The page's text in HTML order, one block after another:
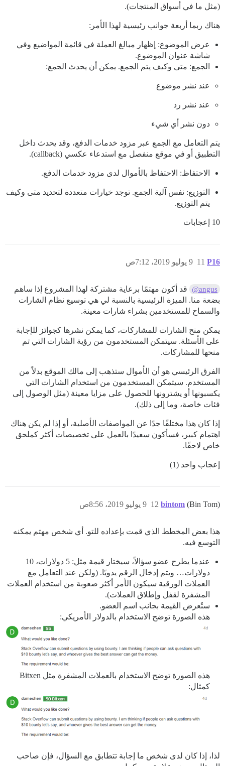
(مثل ما في أسواق المنتجات).
هناك ربما أربعة جوانب رئيسية لهذا الأمر:
عرض الموضوع: إظهار مبالغ العملة في قائمة المواضيع وفي
شاشة عنوان الموضوع.
الجمع: متى وكيف يتم الجمع. يمكن أن يحدث الجمع:
عند نشر موضوع
عند نشر رد
دون نشر أي شيء
يتم التعامل مع الجمع عبر مزود خدمات الدفع، وقد يحدث داخل
التطبيق أو في موقع منفصل مع استدعاء عكسي (callback).
الاحتفاظ: الاحتفاظ بالأموال لدى مزود خدمات الدفع.
التوزيع: نفس آلية الجمع. توجد خيارات متعددة لتحديد متى وكيف
يتم التوزيع.
10 إعجابات
P16 9 يوليو 2019، 7:12ص 11
@angus
قد أكون مهتمًا برعاية مشتركة لهذا المشروع إذا ساهم
بضعة منا. الميزة الرئيسية بالنسبة لي هي توسيع نظام الشارات
والسماح للمستخدمين بشراء شارات معينة.
يمكن منح الشارات للمشاركات، كما يمكن نشرها كجوائز للإجابة
على الأسئلة. سيتمكن المستخدمون من رؤية الشارات التي تم
منحها للمشاركات.
الفرق الرئيسي هو أن الأموال ستذهب إلى مالك الموقع بدلاً من
المستخدم. سيتمكن المستخدمون من استخدام الشارات التي
يكسبونها أو يشترونها للحصول على مزايا معينة (مثل الوصول إلى
فئات خاصة، وما إلى ذلك).
إذا كان هذا مختلفًا جدًا عن المواصفات الأصلية، أو إذا لم يكن هناك
اهتمام كبير، فسأكون سعيدًا بالعمل على تخصيصات أكثر كملحق
خاص لاحقًا.
إعجاب واحد (1)
bintom (Bin Tom) 9 يوليو 2019، 8:56ص 12
هذا بعض المخطط الذي قمت بإعداده للتو. أي شخص مهتم يمكنه
التوسع فيه.
عندما يطرح عضو سؤالاً، سيختار قيمة مثل: 5 دولارات، 10
دولارات… ويتم إدخال الرقم يدويًا. (ولكن عند التعامل مع
العملات الورقية سيكون الأمر أكثر صعوبة من استخدام العملات
المشفرة لقفل وإطلاق العملات).
ستُعرض القيمة بجانب اسم العضو.
هذه الصورة توضح الاستخدام بالدولار الأمريكي:
هذه الصورة توضح الاستخدام بالعملات المشفرة مثل Bitxen
كمثال:
لذا، إذا كان لدى شخص ما إجابة تتطابق مع السؤال، فإن صاحب